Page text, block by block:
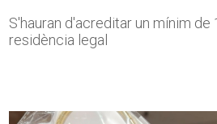
S'hauran d'acreditar un mínim de
residència legal